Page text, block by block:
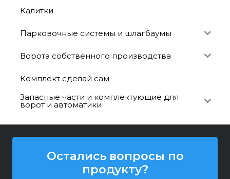
Калитки
Парковочные системы и шлагбаумы
Ворота собственного производства
Комплект сделай сам
Запасные части и комплектующие для
ворот и автоматики
Остались вопросы по
продукту?